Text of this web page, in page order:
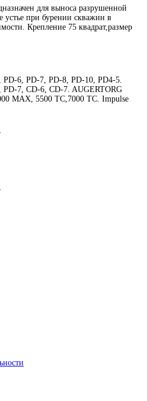
для выноса разрушенной
устье при бурении скважин в
Крепление 75 квадрат,размер
6, PD-7, PD-8, PD-10, PD4-5.
PD-7, CD-6, CD-7. AUGERTORG
MAX, 5500 TC,7000 TC. Impulse